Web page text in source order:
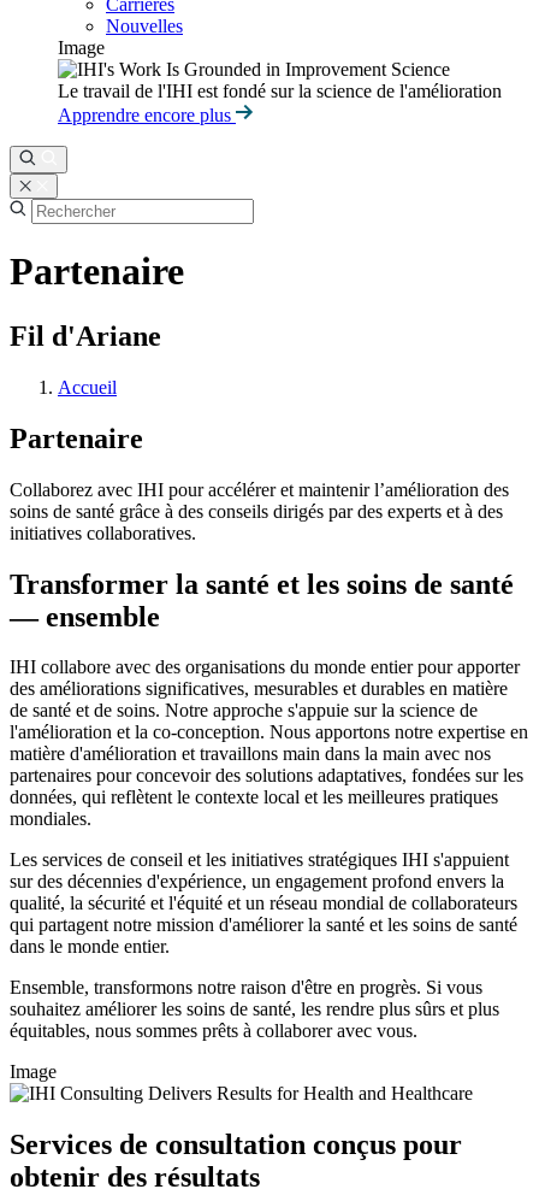
Carrières
Nouvelles
Image
Le travail de l'IHI est fondé sur la science de l'amélioration
Apprendre encore plus
Partenaire
Fil d'Ariane
Accueil
Partenaire
Collaborez avec IHI pour accélérer et maintenir l’amélioration des
soins de santé grâce à des conseils dirigés par des experts et à des
initiatives collaboratives.
Transformer la santé et les soins de santé
— ensemble
IHI collabore avec des organisations du monde entier pour apporter
des améliorations significatives, mesurables et durables en matière
de santé et de soins. Notre approche s'appuie sur la science de
l'amélioration et la co-conception. Nous apportons notre expertise en
matière d'amélioration et travaillons main dans la main avec nos
partenaires pour concevoir des solutions adaptatives, fondées sur les
données, qui reflètent le contexte local et les meilleures pratiques
mondiales.
Les services de conseil et les initiatives stratégiques IHI s'appuient
sur des décennies d'expérience, un engagement profond envers la
qualité, la sécurité et l'équité et un réseau mondial de collaborateurs
qui partagent notre mission d'améliorer la santé et les soins de santé
dans le monde entier.
Ensemble, transformons notre raison d'être en progrès. Si vous
souhaitez améliorer les soins de santé, les rendre plus sûrs et plus
équitables, nous sommes prêts à collaborer avec vous.
Image
Services de consultation conçus pour
obtenir des résultats